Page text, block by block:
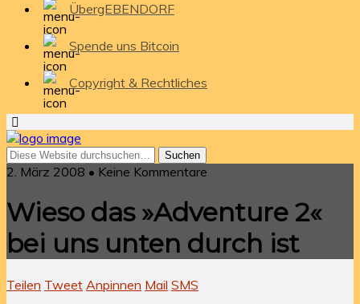
ÜbergEBENDORF
Spende uns Bitcoin
Copyright & Rechtliches
2. März 2008 • Keine Kommentare
Wieso das »Adventure 2«
bei uns unten durch ist
Teilen Tweet Anpinnen Mail SMS